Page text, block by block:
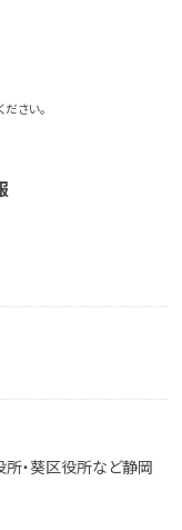
さい。
所・葵区役所など静岡